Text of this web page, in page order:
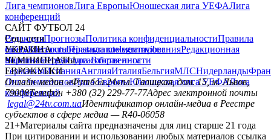
Лига чемпионовЛига ЕвропыЮношеская лига УЕФАЛига
конференций
САЙТ ФУТБОЛ 24
РедакцияПрогнозыПолитика конфиденциальностиПравила
сайтуКонтактыПравила комментированияРедакционная
политикаСтруктура собственности
Соц. сети
facebookxyoutubeinstagramtelegramviber
УКРАИНА
УкраинаПервая лигаВторая лига
ЧЕМПИОНАТЫ
ГерманияИспанияАнглияИталияБельгияМЛСНидерланды
ЕВРОКУБКИ
Лига чемпионовЛига ЕвропыЮношеская лига УЕФАЛига
конференций
Онлайн-медиа «Футбол 24»пл. Галицкая, дом. 15, м. Львов,
79008Телефон +380 (32) 229-77-77Адрес электронной почты
legal@24tv.com.uaИдентификатор онлайн-медиа в Реестре
субъектов в сфере медиа — R40-06058
21+Материалы сайта предназначены для лиц старше 21 года
При цитировании и использовании любых материалов ссылка